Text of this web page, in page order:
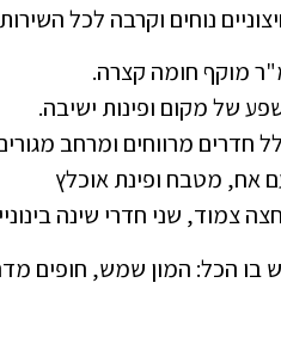
נוחים וקרבה לכל
של מקום ופינות ישיבה.
אח, מטבח ופינת אוכלץ
צמוד, שני חדרי שינה
בו הכל: המון שמש, חופים